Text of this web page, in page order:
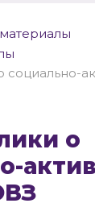
социально-